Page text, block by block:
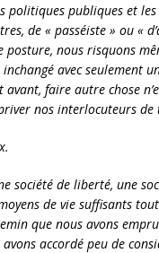
politiques publiques et
de « passéiste » ou «
nous risquons
avec seulement
avant, faire autre chose
nos interlocuteurs
société de liberté, une
de vie suffisants
que nous avons
accordé peu de